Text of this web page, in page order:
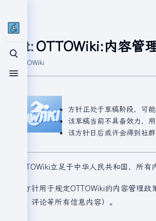
打开/关闭搜索
打开/关闭菜单
Next: OTTOWiki:内容管
来自OTTOWiki
方针正处于草稿阶段，可
该草稿当前不具备效力，
该方针日后或许会得到社
OTTOWiki立足于中华人民共和国，所有
本方针用于规定OTTOWiki的内容管理
名、评论等所有信息内容）。